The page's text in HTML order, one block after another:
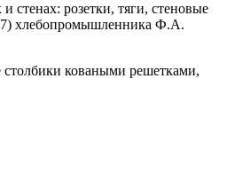
стенах: розетки, тяги, стеновые
хлебопромышленника Ф.А.
столбики коваными решетками,